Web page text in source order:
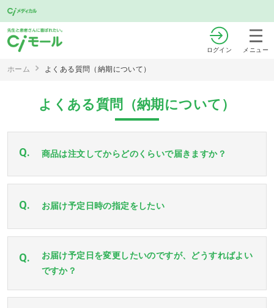
ログイン メニュー
ホーム よくある質問（納期について）
よくある質問（納期について）
Q. 商品は注文してからどのくらいで届きますか？
Q. お届け予定日時の指定をしたい
Q.
お届け予定日を変更したいのですが、どうすればよい
ですか？